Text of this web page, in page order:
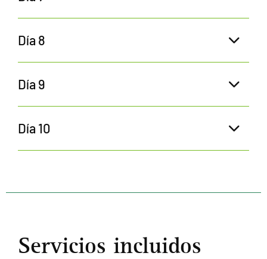
Día 8
Día 9
Día 10
Servicios incluidos